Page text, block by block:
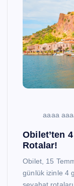
aaaa
Obilet’ten
Rotalar!
Obilet, 15
günlük izinle 4